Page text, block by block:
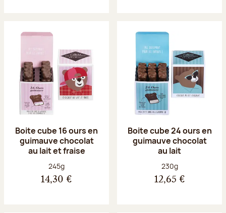
Boite cube 16 ours en
guimauve chocolat
au lait et fraise
Poids net :
245g
14,30 €
Boite cube 24 ours en
guimauve chocolat
au lait
Poids net :
230g
12,65 €